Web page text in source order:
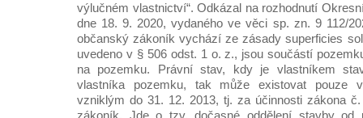
výlučném vlastnictví“. Odkázal na rozhodnutí
dne 18. 9. 2020, vydaného ve věci sp. zn. 9 112/
občanský zákoník vychází ze zásady superficies
uvedeno v § 506 odst. 1 o. z., jsou součástí
na pozemku. Právní stav, kdy je vlastníkem
vlastníka pozemku, tak může existovat pouze
vzniklým do 31. 12. 2013, tj. za účinnosti zákona
zákoník. Jde o tzv. dočasné oddělení stavby od